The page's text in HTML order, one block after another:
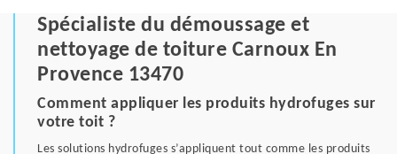
Spécialiste du démoussage et
nettoyage de toiture Carnoux En
Provence 13470
Comment appliquer les produits hydrofuges sur
votre toit ?
Les solutions hydrofuges s’appliquent tout comme les produits